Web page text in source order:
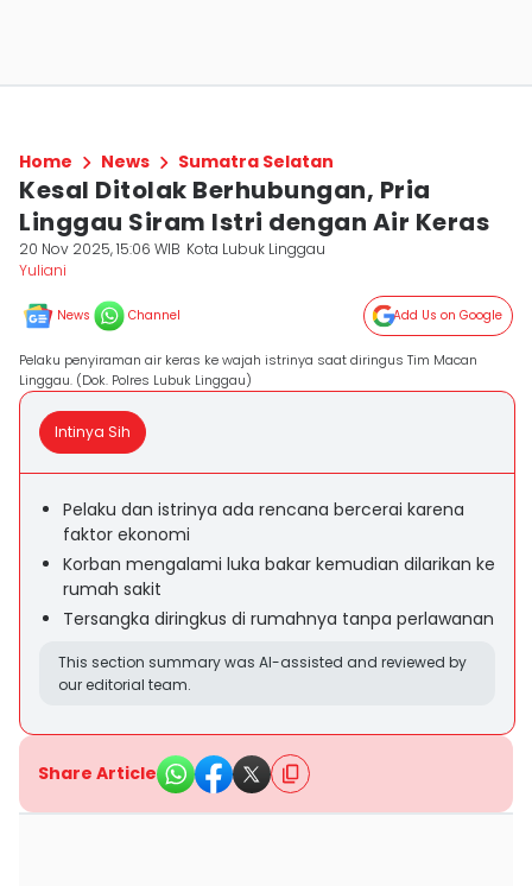
Home News Sumatra Selatan
Kesal Ditolak Berhubungan, Pria
Linggau Siram Istri dengan Air Keras
20 Nov 2025, 15:06 WIB Kota Lubuk Linggau
Yuliani
News Channel Add Us on Google
Pelaku penyiraman air keras ke wajah istrinya saat diringus Tim Macan
Linggau. (Dok. Polres Lubuk Linggau)
Intinya Sih
Pelaku dan istrinya ada rencana bercerai karena
faktor ekonomi
Korban mengalami luka bakar kemudian dilarikan ke
rumah sakit
Tersangka diringkus di rumahnya tanpa perlawanan
This section summary was AI-assisted and reviewed by
our editorial team.
Share Article